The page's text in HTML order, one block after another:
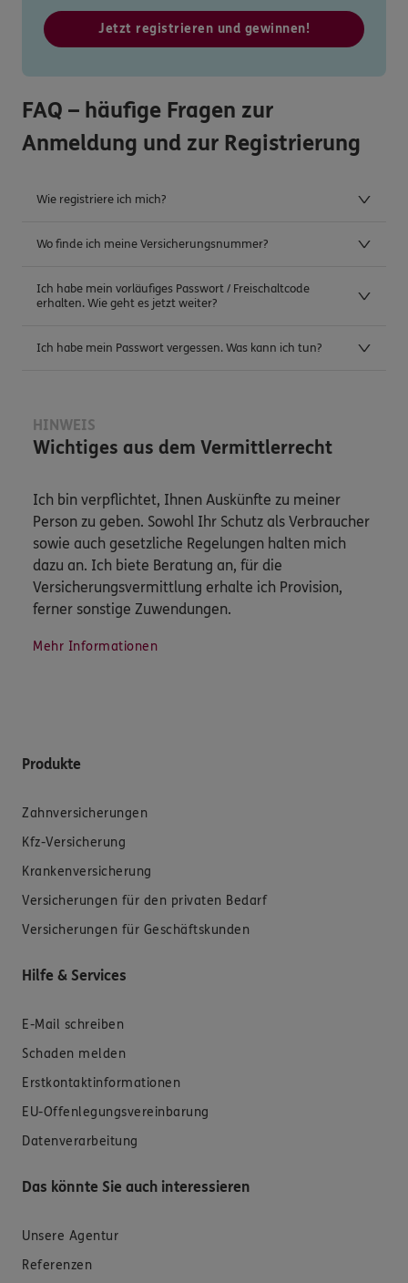
Jetzt registrieren und gewinnen!
FAQ – häufige Fragen zur
Anmeldung und zur Registrierung
Wie registriere ich mich?
Wo finde ich meine Versicherungsnummer?
Ich habe mein vorläufiges Passwort / Freischaltcode
erhalten. Wie geht es jetzt weiter?
Ich habe mein Passwort vergessen. Was kann ich tun?
HINWEIS
Wichtiges aus dem Vermittlerrecht
Ich bin verpflichtet, Ihnen Auskünfte zu meiner
Person zu geben. Sowohl Ihr Schutz als Verbraucher
sowie auch gesetzliche Regelungen halten mich
dazu an. Ich biete Beratung an, für die
Versicherungsvermittlung erhalte ich Provision,
ferner sonstige Zuwendungen.
Mehr Informationen
Produkte
Zahnversicherungen
Kfz-Versicherung
Krankenversicherung
Versicherungen für den privaten Bedarf
Versicherungen für Geschäftskunden
Hilfe & Services
E-Mail schreiben
Schaden melden
Erstkontaktinformationen
EU-Offenlegungsvereinbarung
Datenverarbeitung
Das könnte Sie auch interessieren
Unsere Agentur
Referenzen